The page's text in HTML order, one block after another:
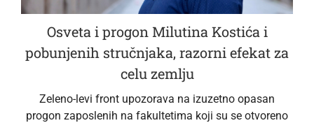
Osveta i progon Milutina Kostića i
pobunjenih stručnjaka, razorni efekat za
celu zemlju
Zeleno-levi front upozorava na izuzetno opasan
progon zaposlenih na fakultetima koji su se otvoreno